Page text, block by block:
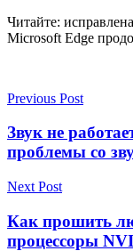
Читайте:
Microsoft Edge
Previous Post
Звук не
проблемы со
Next Post
Как прошить
процессоры